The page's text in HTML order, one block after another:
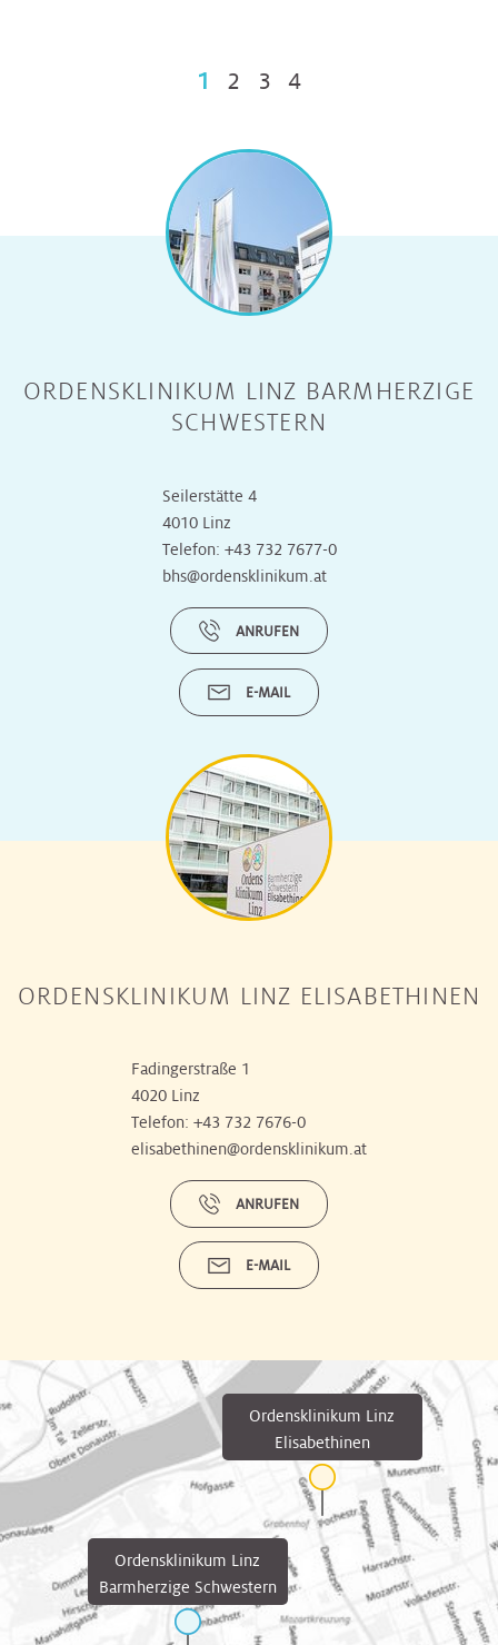
1 2 3 4
ORDENSKLINIKUM LINZ BARMHERZIGE
SCHWESTERN
Seilerstätte 4
4010 Linz
Telefon: +43 732 7677-0
bhs@ordensklinikum.at
ANRUFEN
E-MAIL
ORDENSKLINIKUM LINZ ELISABETHINEN
Fadingerstraße 1
4020 Linz
Telefon: +43 732 7676-0
elisabethinen@ordensklinikum.at
ANRUFEN
E-MAIL
Ordensklinikum Linz
Barmherzige Schwestern
Ordensklinikum Linz
Elisabethinen